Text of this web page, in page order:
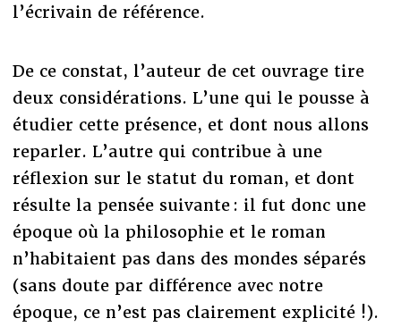
l’écrivain de référence.
De ce constat, l’auteur de cet ouvrage tire
deux considérations. L’une qui le pousse à
étudier cette présence, et dont nous allons
reparler. L’autre qui contribue à une
réflexion sur le statut du roman, et dont
résulte la pensée suivante : il fut donc une
époque où la philosophie et le roman
n’habitaient pas dans des mondes séparés
(sans doute par différence avec notre
époque, ce n’est pas clairement explicité !).